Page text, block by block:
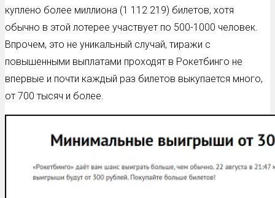
куплено более миллиона (1 112 219) билетов, хотя
обычно в этой лотерее участвует по 500-1000 человек.
Впрочем, это не уникальный случай, тиражи с
повышенными выплатами проходят в Рокетбинго не
впервые и почти каждый раз билетов выкупается много,
от 700 тысяч и более.